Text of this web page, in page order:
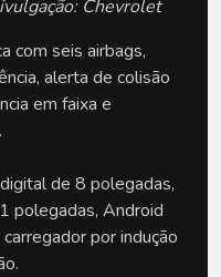
Chevrolet
com seis airbags,
alerta de colisão
em faixa e
de 8 polegadas,
polegadas, Android
por indução